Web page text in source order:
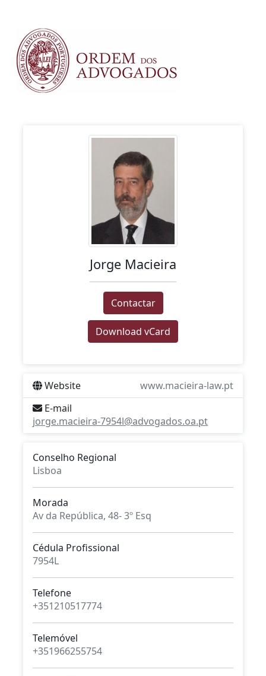
Jorge Macieira
Contactar
Download vCard
Website
www.macieira-law.pt
E-mail
jorge.macieira-7954l@advogados.oa.pt
Conselho Regional
Lisboa
Morada
Av da República, 48- 3º Esq
Cédula Profissional
7954L
Telefone
+351210517774
Telemóvel
+351966255754